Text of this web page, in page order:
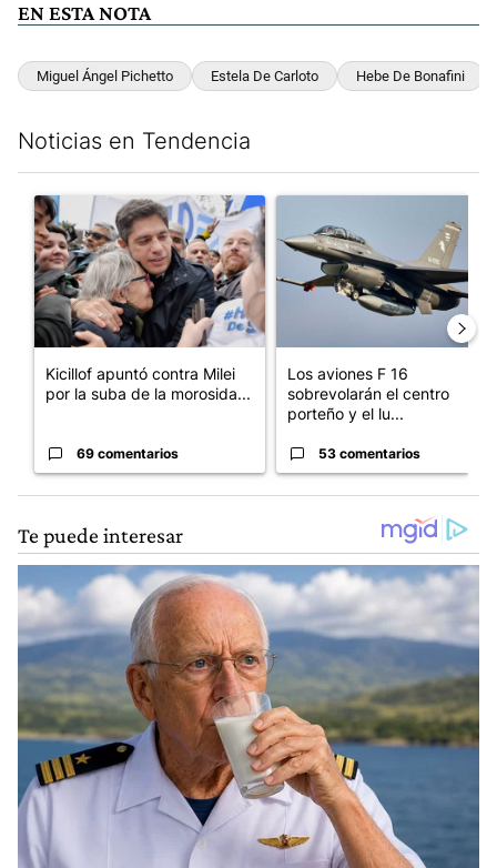
EN ESTA NOTA
Miguel Ángel Pichetto Estela De Carloto Hebe De Bonafini
Noticias en Tendencia
Un artículo de tendencia con el título "Kicillof apuntó contra
Kicillof apuntó contra Milei
por la suba de la morosida...
69 comentarios
Los aviones F 16
sobrevolarán el centro
porteño y el lu...
53 comentarios